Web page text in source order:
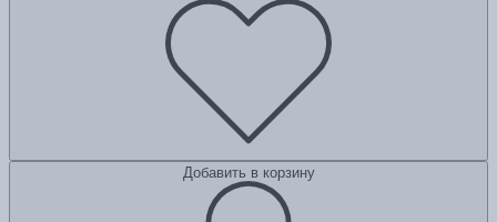
Добавить в корзину